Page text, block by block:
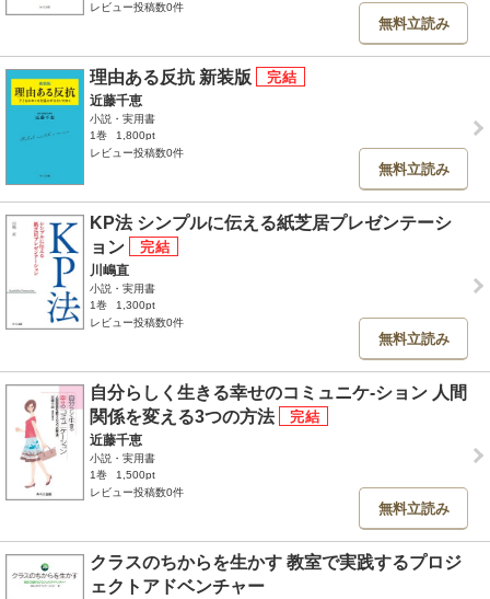
レビュー投稿数0件
無料立読み
理由ある反抗 新装版
近藤千恵
小説・実用書
1巻
1,800pt
レビュー投稿数0件
無料立読み
KP法 シンプルに伝える紙芝居プレゼンテーシ
ョン
川嶋直
小説・実用書
1巻
1,300pt
レビュー投稿数0件
無料立読み
自分らしく生きる幸せのコミュニケ-ション 人間
関係を変える3つの方法
近藤千恵
小説・実用書
1巻
1,500pt
レビュー投稿数0件
無料立読み
クラスのちからを生かす 教室で実践するプロジ
ェクトアドベンチャー